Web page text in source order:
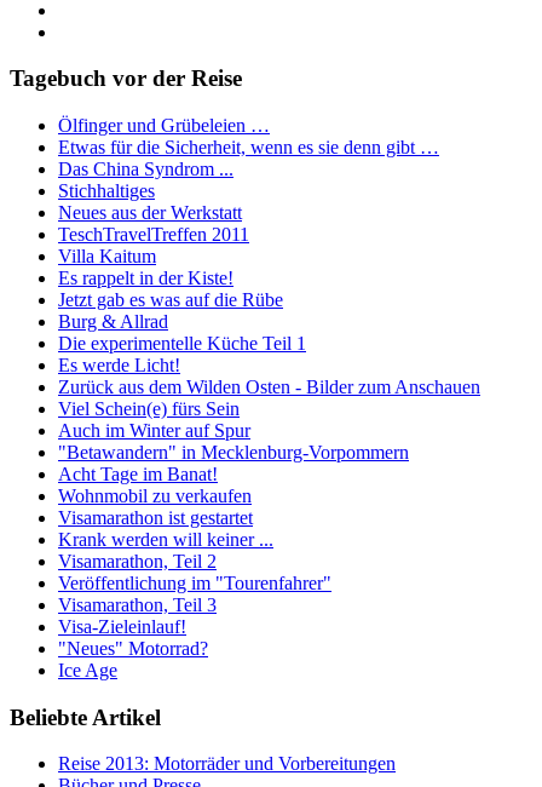
Tagebuch vor der Reise
Ölfinger und Grübeleien …
Etwas für die Sicherheit, wenn es sie denn gibt …
Das China Syndrom ...
Stichhaltiges
Neues aus der Werkstatt
TeschTravelTreffen 2011
Villa Kaitum
Es rappelt in der Kiste!
Jetzt gab es was auf die Rübe
Burg & Allrad
Die experimentelle Küche Teil 1
Es werde Licht!
Zurück aus dem Wilden Osten - Bilder zum Anschauen
Viel Schein(e) fürs Sein
Auch im Winter auf Spur
"Betawandern" in Mecklenburg-Vorpommern
Acht Tage im Banat!
Wohnmobil zu verkaufen
Visamarathon ist gestartet
Krank werden will keiner ...
Visamarathon, Teil 2
Veröffentlichung im "Tourenfahrer"
Visamarathon, Teil 3
Visa-Zieleinlauf!
"Neues" Motorrad?
Ice Age
Beliebte Artikel
Reise 2013: Motorräder und Vorbereitungen